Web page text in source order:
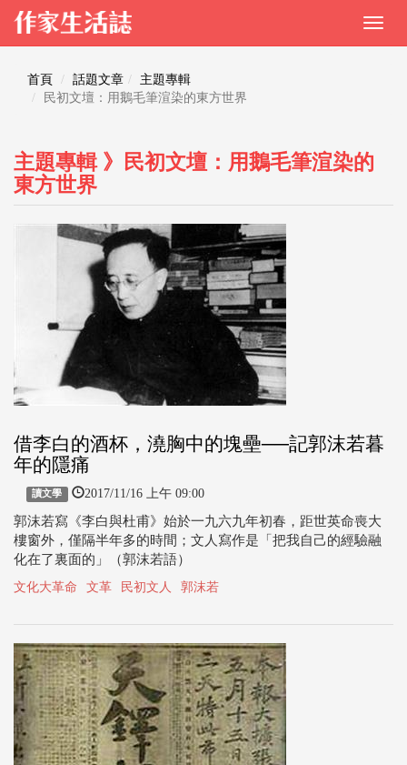
首頁 話題文章
主題專輯
民初文壇：用鵝毛筆渲染的東方世界
主題專輯 》民初文壇：用鵝毛筆渲染的
東方世界
借李白的酒杯，澆胸中的塊壘──記郭沫若暮
年的隱痛
讀文學 2017/11/16 上午 09:00
郭沫若寫《李白與杜甫》始於一九六九年初春，距世英命喪大
樓窗外，僅隔半年多的時間；文人寫作是「把我自己的經驗融
化在了裏面的」（郭沫若語）
文化大革命 文革 民初文人 郭沫若